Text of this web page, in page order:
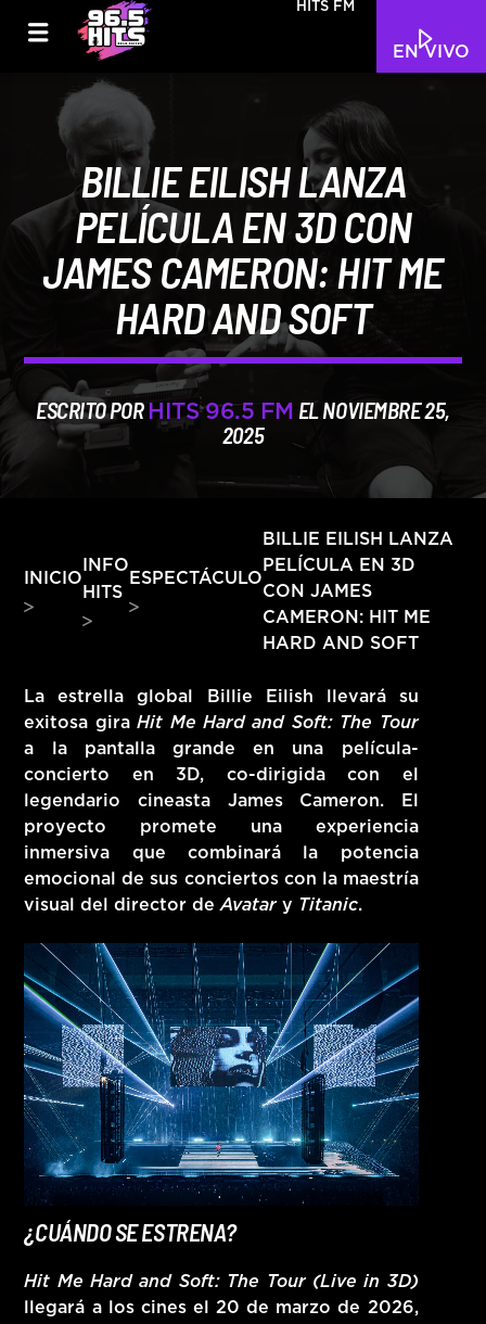
EN VIVO
HITS FM
Hits – 96.5 FM
BILLIE EILISH LANZA
PELÍCULA EN 3D CON
JAMES CAMERON: HIT ME
HARD AND SOFT
ESCRITO POR HITS 96.5 FM EL NOVIEMBRE 25,
2025
INICIO
INFO
HITS
ESPECTÁCULO
BILLIE EILISH LANZA
PELÍCULA EN 3D
CON JAMES
CAMERON: HIT ME
HARD AND SOFT
La estrella global Billie Eilish llevará su
exitosa giraHit Me Hard and Soft: The Tour
a la pantalla grande en una película-
concierto en 3D, co-dirigida con el
legendario cineasta James Cameron. El
proyecto promete una experiencia
inmersiva que combinará la potencia
emocional de sus conciertos con la maestría
visual del director deAvatary Titanic.
¿CUÁNDO SE ESTRENA?
Hit Me Hard and Soft: The Tour (Live in 3D)
llegará a los cines el20 de marzo de 2026,